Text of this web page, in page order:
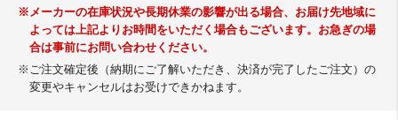
※メーカーの在庫状況や長期休業の影響が出る場合、お届け先地域に
よっては上記よりお時間をいただく場合もございます。お急ぎの場
合は事前にお問い合わせください。
※ご注文確定後（納期にご了解いただき、決済が完了したご注文）の
変更やキャンセルはお受けできかねます。